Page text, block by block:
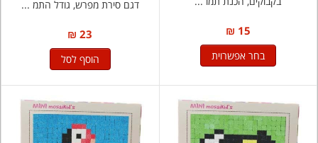
15 ₪
בחר אפשרוית
דגם סירת מפרש, גודל התמ ...
23 ₪
הוסף לסל